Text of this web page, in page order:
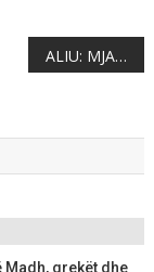
ALIU: MJAFT MË se na keni mërzitur, gjuha është e drejtë nomade o Artan!
grekët dhe